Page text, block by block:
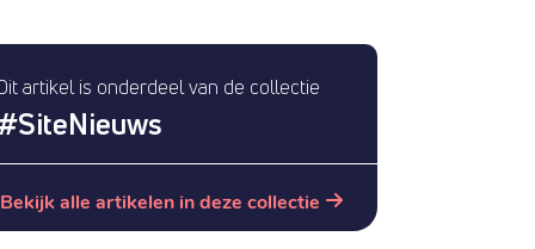
artikel is onderdeel van de collectie
SiteNieuws
Bekijk alle artikelen in deze collectie